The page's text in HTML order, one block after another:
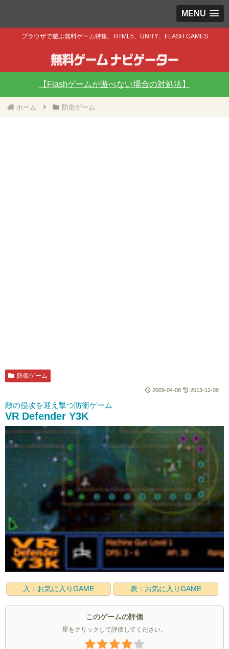
MENU
ブラウザで遊ぶ無料ゲーム特集。HTML5、UNITY、FLASH GAMES
【Flashゲームが遊べない場合の対処法】
ホーム 防衛ゲーム
防衛ゲーム
2009-04-08 2013-12-09
敵の侵攻を迎え撃つ防衛ゲーム
VR Defender Y3K
入：お気に入りGAME 表：お気に入りGAME
このゲームの評価
星をクリックして評価してください。